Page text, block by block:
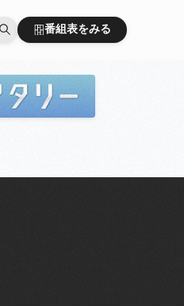
番組表をみる
番組表をみる